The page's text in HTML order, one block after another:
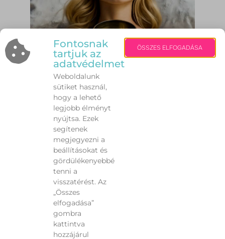
Fontosnak
tartjuk az
adatvédelmet
Weboldalunk
sütiket használ,
hogy a lehető
legjobb élményt
nyújtsa. Ezek
segítenek
megjegyezni a
beállításokat és
gördülékenyebbé
tenni a
visszatérést. Az
„Összes
elfogadása”
gombra
kattintva
hozzájárul
ÖSSZES ELFOGADÁSA